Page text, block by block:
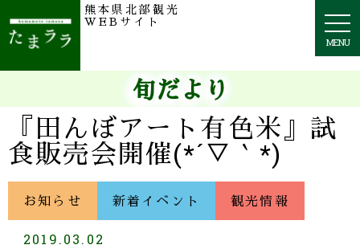
MENU
熊本県北部観光
WEBサイト
旬だより
『田んぼアート有色米』試
食販売会開催(*´▽｀*)
お知らせ 新着イベント 観光情報
2019.03.02